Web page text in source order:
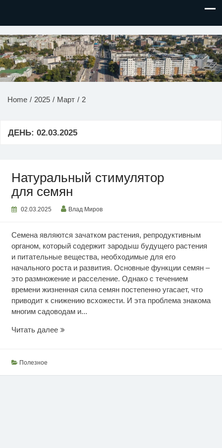
НОВОСТИ ПРИДНЕСТРОВЬЯ
Home 2025 Март 2
ДЕНЬ: 02.03.2025
Натуральный стимулятор
для семян
02.03.2025 Влад Миров
Семена являются зачатком растения, репродуктивным
органом, который содержит зародыш будущего растения
и питательные вещества, необходимые для его
начального роста и развития. Основные функции семян –
это размножение и расселение. Однако с течением
времени жизненная сила семян постепенно угасает, что
приводит к снижению всхожести. И эта проблема знакома
многим садоводам и...
Читать далееНатуральный
Полезное